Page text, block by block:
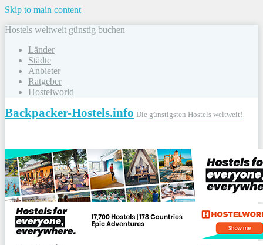
Skip to main content
Hostels weltweit günstig buchen
Länder
Städte
Anbieter
Ratgeber
Hostelworld
Backpacker-Hostels.info Die günstigsten Hostels weltweit!